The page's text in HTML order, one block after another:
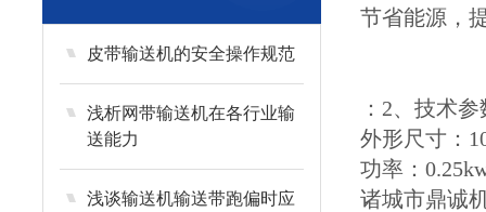
皮带输送机的安全操作规范
浅析网带输送机在各行业输
送能力
浅谈输送机输送带跑偏时应
节省能源，
：2、技术
外形尺寸：
功率：
诸城市鼎诚